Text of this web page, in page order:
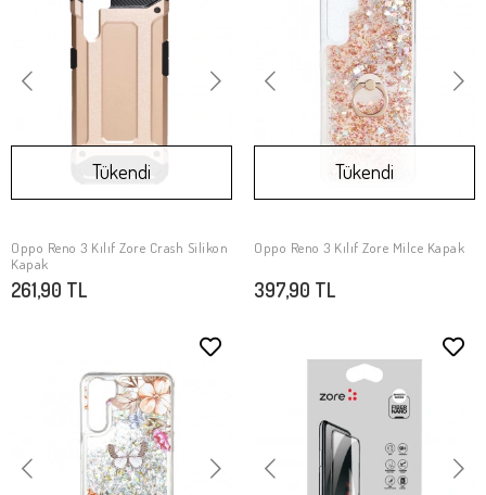
Stokta Yok
Tükendi
Oppo Reno 3 Kılıf Zore Crash Silikon
Kapak
261,90 TL
Stokta Yok
Tükendi
Oppo Reno 3 Kılıf Zore Milce Kapak
397,90 TL